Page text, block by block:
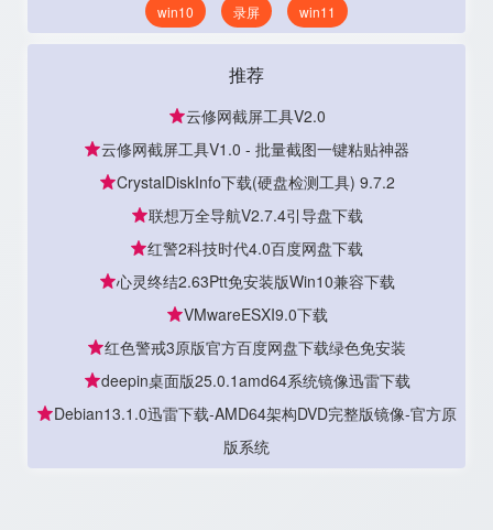
win10 录屏 win11
推荐
云修网截屏工具V2.0
云修网截屏工具V1.0 - 批量截图一键粘贴神器
CrystalDiskInfo下载(硬盘检测工具) 9.7.2
联想万全导航V2.7.4引导盘下载
红警2科技时代4.0百度网盘下载
心灵终结2.63Ptt免安装版Win10兼容下载
VMwareESXI9.0下载
红色警戒3原版官方百度网盘下载绿色免安装
deepin桌面版25.0.1amd64系统镜像迅雷下载
Debian13.1.0迅雷下载-AMD64架构DVD完整版镜像-官方原
版系统